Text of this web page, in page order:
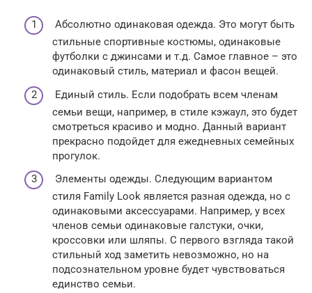
Абсолютно одинаковая одежда. Это могут быть
стильные спортивные костюмы, одинаковые
футболки с джинсами и т.д. Самое главное – это
одинаковый стиль, материал и фасон вещей.
Единый стиль. Если подобрать всем членам
семьи вещи, например, в стиле кэжаул, это будет
смотреться красиво и модно. Данный вариант
прекрасно подойдет для ежедневных семейных
прогулок.
Элементы одежды. Следующим вариантом
стиля Family Look является разная одежда, но с
одинаковыми аксессуарами. Например, у всех
членов семьи одинаковые галстуки, очки,
кроссовки или шляпы. С первого взгляда такой
стильный ход заметить невозможно, но на
подсознательном уровне будет чувствоваться
единство семьи.